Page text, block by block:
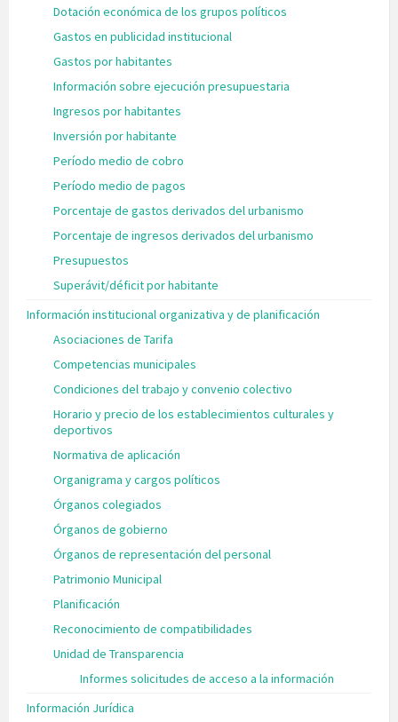
Dotación económica de los grupos políticos
Gastos en publicidad institucional
Gastos por habitantes
Información sobre ejecución presupuestaria
Ingresos por habitantes
Inversión por habitante
Período medio de cobro
Período medio de pagos
Porcentaje de gastos derivados del urbanismo
Porcentaje de ingresos derivados del urbanismo
Presupuestos
Superávit/déficit por habitante
Información institucional organizativa y de planificación
Asociaciones de Tarifa
Competencias municipales
Condiciones del trabajo y convenio colectivo
Horario y precio de los establecimientos culturales y
deportivos
Normativa de aplicación
Organigrama y cargos políticos
Órganos colegiados
Órganos de gobierno
Órganos de representación del personal
Patrimonio Municipal
Planificación
Reconocimiento de compatibilidades
Unidad de Transparencia
Informes solicitudes de acceso a la información
Información Jurídica